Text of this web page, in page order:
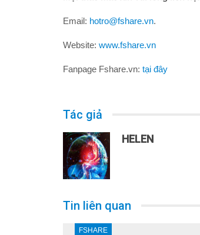
Email: hotro@fshare.vn.
Website: www.fshare.vn
Fanpage Fshare.vn: tại đây
Tác giả
HELEN
Tin liên quan
FSHARE